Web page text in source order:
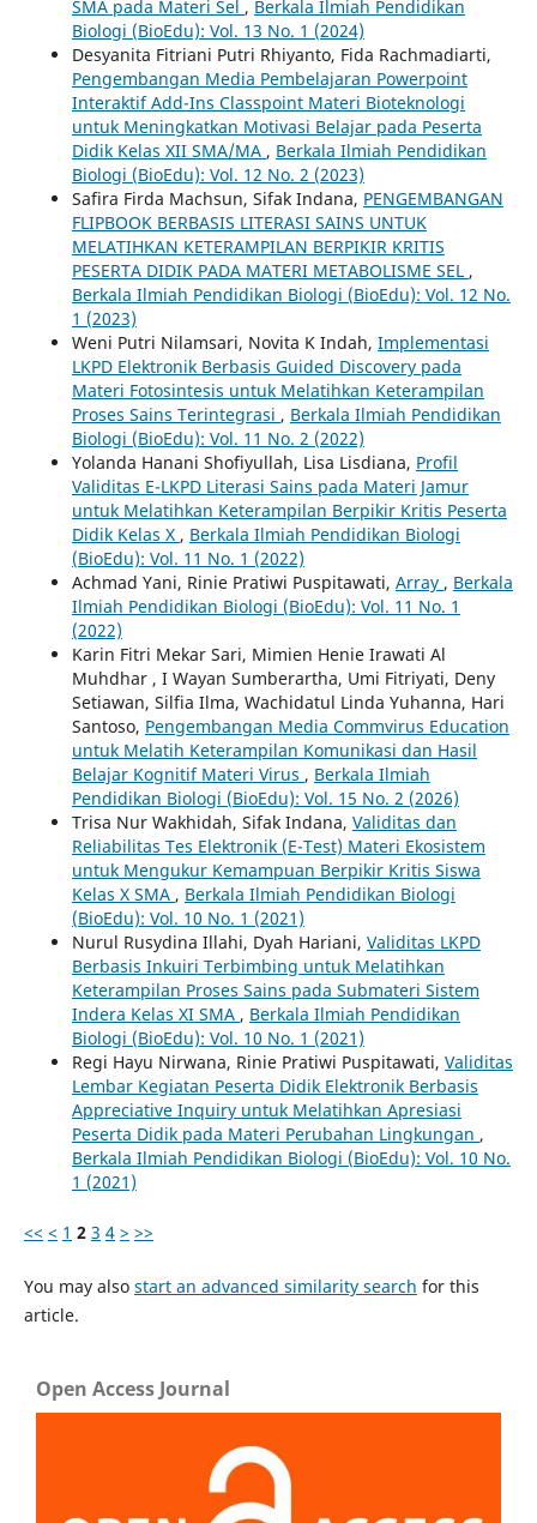
SMA pada Materi Sel , Berkala Ilmiah Pendidikan
Biologi (BioEdu): Vol. 13 No. 1 (2024)
Desyanita Fitriani Putri Rhiyanto, Fida Rachmadiarti,
Pengembangan Media Pembelajaran Powerpoint
Interaktif Add-Ins Classpoint Materi Bioteknologi
untuk Meningkatkan Motivasi Belajar pada Peserta
Didik Kelas XII SMA/MA , Berkala Ilmiah Pendidikan
Biologi (BioEdu): Vol. 12 No. 2 (2023)
Safira Firda Machsun, Sifak Indana, PENGEMBANGAN
FLIPBOOK BERBASIS LITERASI SAINS UNTUK
MELATIHKAN KETERAMPILAN BERPIKIR KRITIS
PESERTA DIDIK PADA MATERI METABOLISME SEL ,
Berkala Ilmiah Pendidikan Biologi (BioEdu): Vol. 12 No.
1 (2023)
Weni Putri Nilamsari, Novita K Indah, Implementasi
LKPD Elektronik Berbasis Guided Discovery pada
Materi Fotosintesis untuk Melatihkan Keterampilan
Proses Sains Terintegrasi , Berkala Ilmiah Pendidikan
Biologi (BioEdu): Vol. 11 No. 2 (2022)
Yolanda Hanani Shofiyullah, Lisa Lisdiana, Profil
Validitas E-LKPD Literasi Sains pada Materi Jamur
untuk Melatihkan Keterampilan Berpikir Kritis Peserta
Didik Kelas X , Berkala Ilmiah Pendidikan Biologi
(BioEdu): Vol. 11 No. 1 (2022)
Achmad Yani, Rinie Pratiwi Puspitawati, Array , Berkala
Ilmiah Pendidikan Biologi (BioEdu): Vol. 11 No. 1
(2022)
Karin Fitri Mekar Sari, Mimien Henie Irawati Al
Muhdhar , I Wayan Sumberartha, Umi Fitriyati, Deny
Setiawan, Silfia Ilma, Wachidatul Linda Yuhanna, Hari
Santoso, Pengembangan Media Commvirus Education
untuk Melatih Keterampilan Komunikasi dan Hasil
Belajar Kognitif Materi Virus , Berkala Ilmiah
Pendidikan Biologi (BioEdu): Vol. 15 No. 2 (2026)
Trisa Nur Wakhidah, Sifak Indana, Validitas dan
Reliabilitas Tes Elektronik (E-Test) Materi Ekosistem
untuk Mengukur Kemampuan Berpikir Kritis Siswa
Kelas X SMA , Berkala Ilmiah Pendidikan Biologi
(BioEdu): Vol. 10 No. 1 (2021)
Nurul Rusydina Illahi, Dyah Hariani, Validitas LKPD
Berbasis Inkuiri Terbimbing untuk Melatihkan
Keterampilan Proses Sains pada Submateri Sistem
Indera Kelas XI SMA , Berkala Ilmiah Pendidikan
Biologi (BioEdu): Vol. 10 No. 1 (2021)
Regi Hayu Nirwana, Rinie Pratiwi Puspitawati, Validitas
Lembar Kegiatan Peserta Didik Elektronik Berbasis
Appreciative Inquiry untuk Melatihkan Apresiasi
Peserta Didik pada Materi Perubahan Lingkungan ,
Berkala Ilmiah Pendidikan Biologi (BioEdu): Vol. 10 No.
1 (2021)
<< < 1 2 3 4 > >>
You may also start an advanced similarity search for this
article.
Open Access Journal